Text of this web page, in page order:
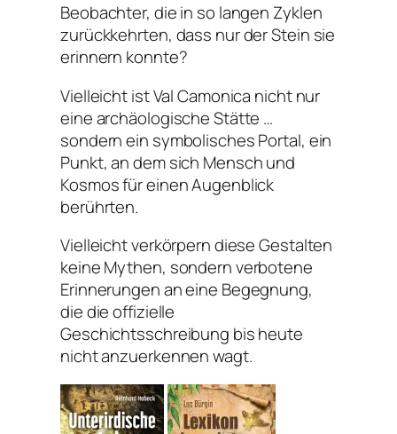
Beobachter, die in so langen Zyklen
zurückkehrten, dass nur der Stein sie
erinnern konnte?
Vielleicht ist Val Camonica nicht nur
eine archäologische Stätte …
sondern ein symbolisches Portal, ein
Punkt, an dem sich Mensch und
Kosmos für einen Augenblick
berührten.
Vielleicht verkörpern diese Gestalten
keine Mythen, sondern verbotene
Erinnerungen an eine Begegnung,
die die offizielle
Geschichtsschreibung bis heute
nicht anzuerkennen wagt.